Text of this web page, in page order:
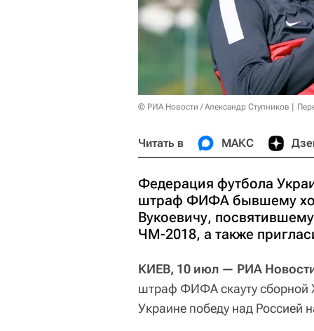
© РИА Новости / Александр Ступников
Читать в МАКС
Федерация футбола
штраф ФИФА бывшему
Вукоевичу,
ЧМ-2018, а также
КИЕВ, 10 июл — РИА
штраф ФИФА скауту сборной
Украине победу над Россией